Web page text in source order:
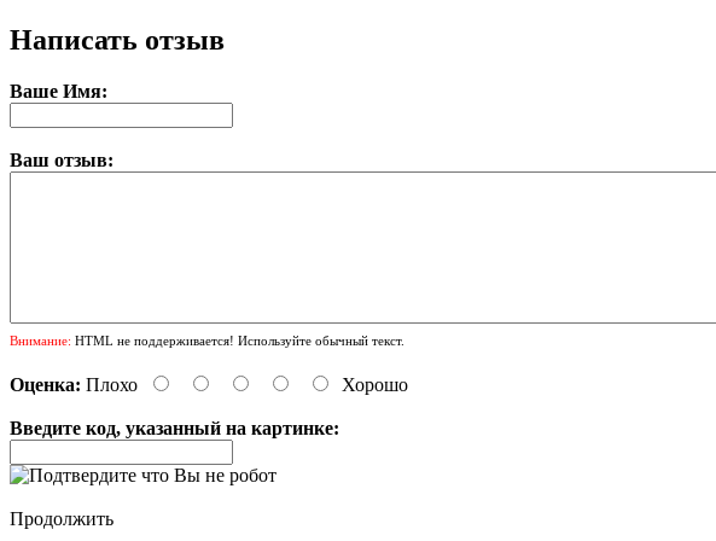
Написать отзыв
Ваше Имя:
Ваш отзыв:
Внимание: HTML не поддерживается! Используйте обычный текст.
Оценка: Плохо Хорошо
Введите код, указанный на картинке:
Продолжить